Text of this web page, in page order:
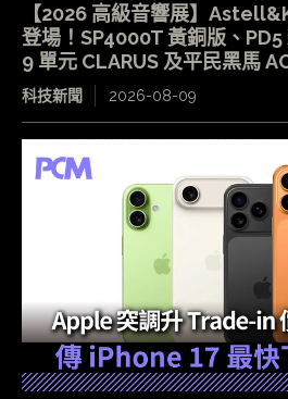
【2026 高級音響展】
登場！SP4000T 黃銅版、
9 單元 CLARUS 及平民黑馬
科技新聞 2026-08-09